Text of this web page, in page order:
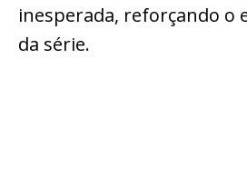
inesperada, reforçando o
da série.